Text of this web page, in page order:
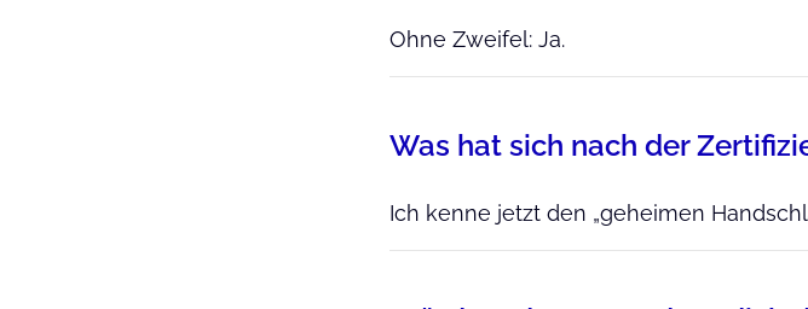
Ohne Zweifel: Ja.
Was hat sich nach der
Ich kenne jetzt den „geheimen